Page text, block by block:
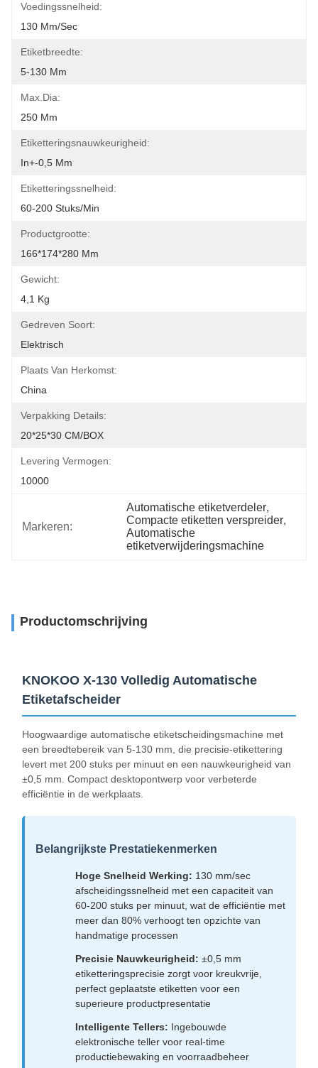
Voedingssnelheid:
130 Mm/sec
Etiketbreedte:
5-130 Mm
Max.dia:
250 Mm
Etiketteringsnauwkeurigheid:
In+-0,5 Mm
Etiketteringssnelheid:
60-200 Stuks/min
Productgrootte:
166*174*280 Mm
Gewicht:
4,1 Kg
Gedreven Soort:
Elektrisch
Plaats Van Herkomst:
China
Verpakking Details:
20*25*30 CM/BOX
Levering Vermogen:
10000
Markeren:
Automatische etiketverdeler,
Compacte etiketten verspreider,
Automatische
etiketverwijderingsmachine
Productomschrijving
KNOKOO X-130 Volledig Automatische
Etiketafscheider
Hoogwaardige automatische etiketscheidingsmachine met
een breedtebereik van 5-130 mm, die precisie-etikettering
levert met 200 stuks per minuut en een nauwkeurigheid van
±0,5 mm. Compact desktopontwerp voor verbeterde
efficiëntie in de werkplaats.
Belangrijkste Prestatiekenmerken
Hoge Snelheid Werking: 130 mm/sec
afscheidingssnelheid met een capaciteit van
60-200 stuks per minuut, wat de efficiëntie met
meer dan 80% verhoogt ten opzichte van
handmatige processen
Precisie Nauwkeurigheid: ±0,5 mm
etiketteringsprecisie zorgt voor kreukvrije,
perfect geplaatste etiketten voor een
superieure productpresentatie
Intelligente Tellers: Ingebouwde
elektronische teller voor real-time
productiebewaking en voorraadbeheer